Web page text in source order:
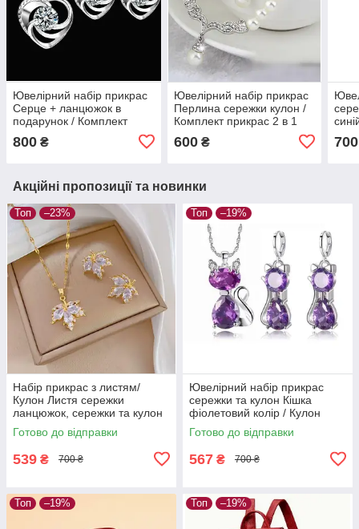
Ювелірний набір прикрас
Серце + ланцюжок в
подарунок / Комплект
800 ₴
Ювелірний набір прикрас
Перлина сережки кулон /
Комплект прикрас 2 в 1
600₴ 700
Акційні пропозиції та новинки
Топ –23%
Набір прикрас з листям/
Кулон Листя сережки
ланцюжок, сережки та кулон
на ланцюжку, жіночий
комплект біжутерії
Готово до відправки
539 ₴ 700 ₴
Топ –19%
Ювелірний набір прикрас
сережки та кулон Кішка
фіолетовий колір / Кулон
Кішка кіт котик
Готово до відправки
567 ₴ 700 ₴
Топ –19% Топ –19%